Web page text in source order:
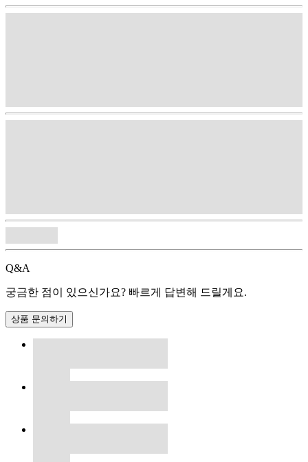
Q&A
궁금한 점이 있으신가요? 빠르게 답변해 드릴게요.
상품 문의하기